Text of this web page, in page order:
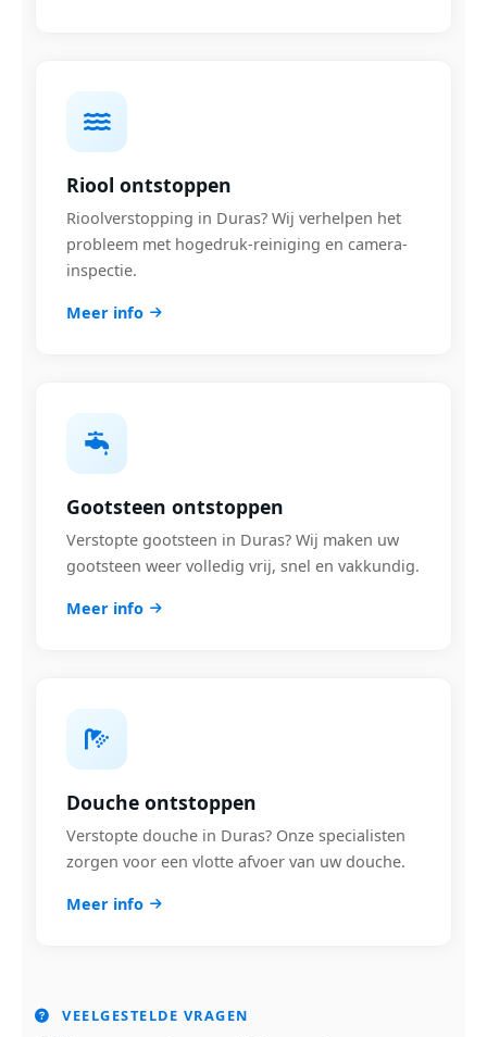
Riool ontstoppen
Rioolverstopping in Duras? Wij verhelpen het
probleem met hogedruk-reiniging en camera-
inspectie.
Meer info
Gootsteen ontstoppen
Verstopte gootsteen in Duras? Wij maken uw
gootsteen weer volledig vrij, snel en vakkundig.
Meer info
Douche ontstoppen
Verstopte douche in Duras? Onze specialisten
zorgen voor een vlotte afvoer van uw douche.
Meer info
VEELGESTELDE VRAGEN